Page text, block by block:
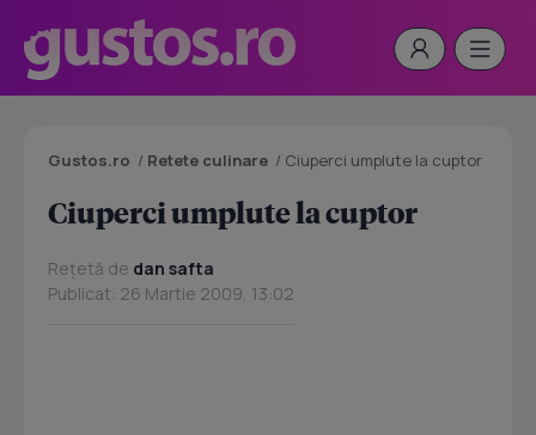
Gustos.ro / Retete culinare / Ciuperci umplute la cuptor
Ciuperci umplute la cuptor
Rețetă de dan safta
Publicat: 26 Martie 2009, 13:02